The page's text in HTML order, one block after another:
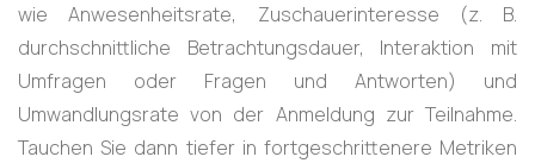
wie Anwesenheitsrate, Zuschauerinteresse (z. B.
durchschnittliche Betrachtungsdauer, Interaktion mit
Umfragen oder Fragen und Antworten) und
Umwandlungsrate von der Anmeldung zur Teilnahme.
Tauchen Sie dann tiefer in fortgeschrittenere Metriken